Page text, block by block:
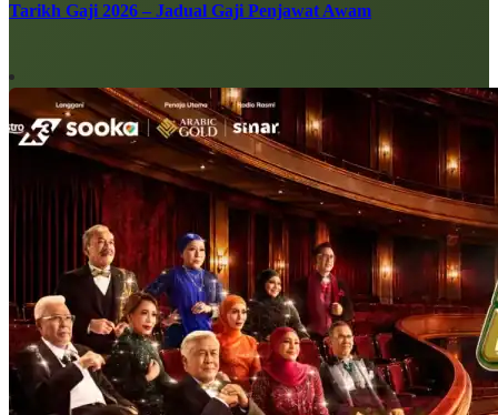
Tarikh Gaji 2026 – Jadual Gaji Penjawat Awam